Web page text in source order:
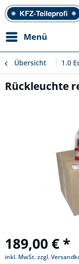
Menü
Übersicht 1.0
Rückleuchte
189,00 € *
inkl. MwSt.zzgl.